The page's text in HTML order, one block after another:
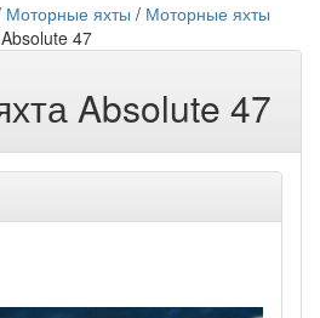
Моторные яхты / Моторные яхты
47
Absolute 47